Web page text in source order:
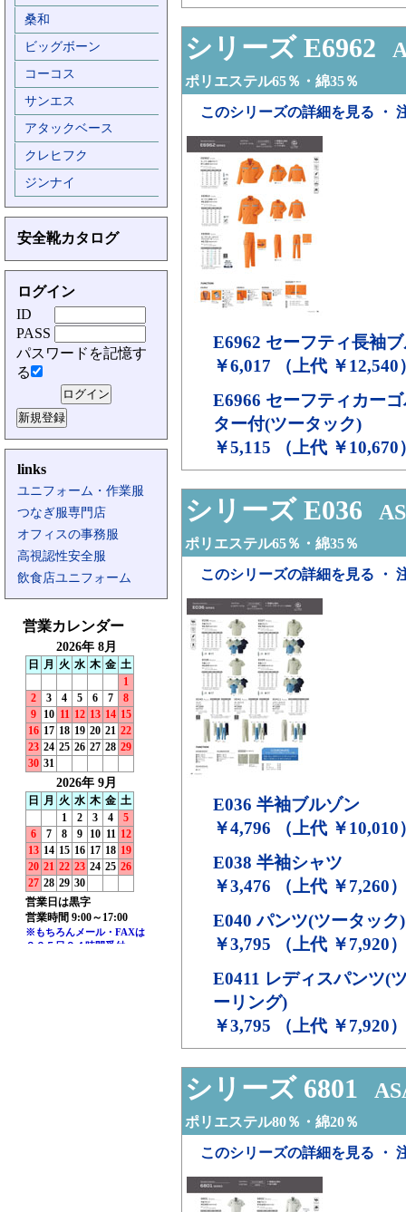
桑和
ビッグボーン
コーコス
サンエス
アタックベース
クレヒフク
ジンナイ
安全靴カタログ
ログイン
ID
PASS
パスワードを記憶す
る
links
ユニフォーム・作業服
つなぎ服専門店
オフィスの事務服
高視認性安全服
飲食店ユニフォーム
シリーズ E6962
ポリエステル65％・綿35％
このシリーズの詳細を見る ・
E6962 セーフティ長袖
￥6,017 （上代 ￥12,540
E6966 セーフティカー
ター付(ツータック)
￥5,115 （上代 ￥10,670
シリーズ E036
ポリエステル65％・綿35％
このシリーズの詳細を見る ・
E036 半袖ブルゾン
￥4,796 （上代 ￥10,010
E038 半袖シャツ
￥3,476 （上代 ￥7,260）
E040 パンツ(ツータック)
￥3,795 （上代 ￥7,920）
E0411 レディスパンツ(
ーリング)
￥3,795 （上代 ￥7,920）
シリーズ 6801
ポリエステル80％・綿20％
このシリーズの詳細を見る ・